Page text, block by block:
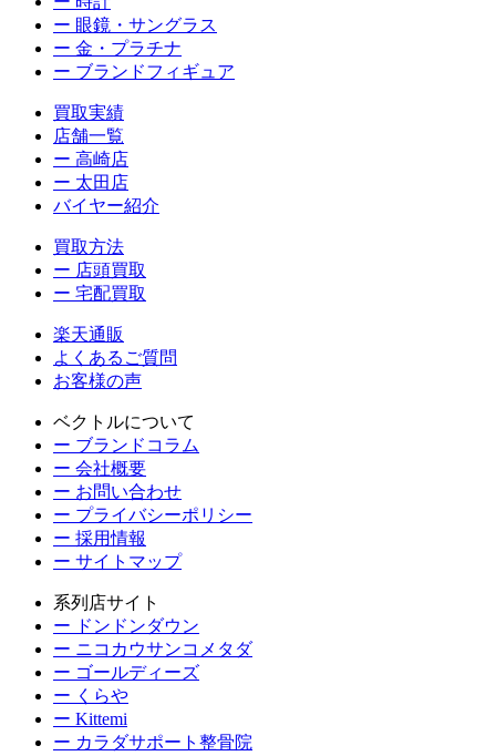
ー 眼鏡・サングラス
ー 金・プラチナ
ー ブランドフィギュア
買取実績
店舗一覧
ー 高崎店
ー 太田店
バイヤー紹介
買取方法
ー 店頭買取
ー 宅配買取
楽天通販
よくあるご質問
お客様の声
ベクトルについて
ー ブランドコラム
ー 会社概要
ー お問い合わせ
ー プライバシーポリシー
ー 採用情報
ー サイトマップ
系列店サイト
ー ドンドンダウン
ー ニコカウサンコメタダ
ー ゴールディーズ
ー くらや
ー Kittemi
ー カラダサポート整骨院